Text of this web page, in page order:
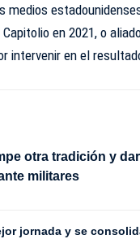
en 2021, o
intervenir en el
otra tradición y
militares
jornada y se